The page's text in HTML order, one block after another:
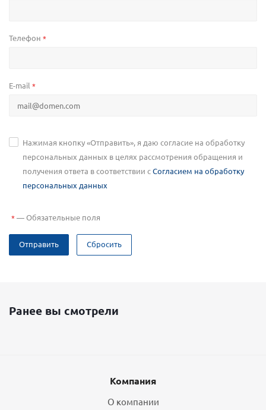
Телефон *
E-mail *
Нажимая кнопку «Отправить», я даю согласие на обработку
персональных данных в целях рассмотрения обращения и
получения ответа в соответствии сСогласием на обработку
персональных данных
*—Обязательные поля
Отправить Сбросить
Ранее вы смотрели
Компания
О компании